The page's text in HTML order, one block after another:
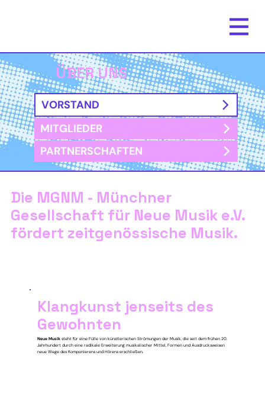
ÜBER UNS
VORSTAND
MITGLIEDER
PARTNERSCHAFTEN
Die MGNM - Münchner
Gesellschaft für Neue Musik e.V.
fördert zeitgenössische Musik.
Klangkunst jenseits des
Gewohnten
Neue Musik steht für eine Fülle von künstlerischen Strömungen der Musik, die seit dem frühen 20.
Jahrhundert durch eine radikale Erweiterung musikalischer Mittel, Formen und Ausdrucksweisen
neue Wege des Komponierens und Hörens erschließen.